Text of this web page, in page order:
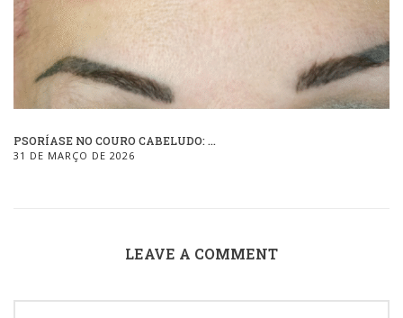
PSORÍASE NO COURO CABELUDO: ...
31 DE MARÇO DE 2026
LEAVE A COMMENT